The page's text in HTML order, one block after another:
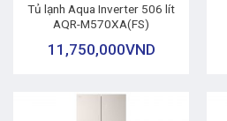
Tủ lạnh Aqua Inverter 506 lít
AQR-M570XA(FS)
11,750,000VND